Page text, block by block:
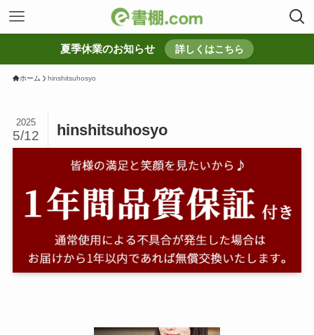
夏季休業のお知らせ 詳しくはこちら
ホーム hinshitsuhosyo
hinshitsuhosyo
2025
5/12